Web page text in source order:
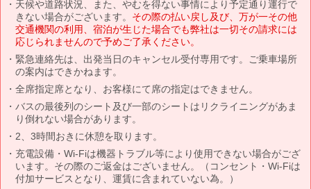
天候や道路状況、また、やむを得ない事情により予定通り運行で
きない場合がございます。 その際の払い戻し及び、万が一その他
交通機関の利用、宿泊が生じた場合でも弊社は一切その請求には
応じられませんので予めご了承ください。
緊急連絡先は、出発当日のキャンセル受付専用です。ご乗車場所
の案内はできかねます。
全席指定席となり、お客様にて席の指定はできません。
バスの最後列のシート及び一部のシートはリクライニングがあま
り倒れない場合があります。
2、3時間おきに休憩を取ります。
充電設備・Wi-Fiは機器トラブル等により使用できない場合がござ
います。その際のご返金はございません。（コンセント・Wi-Fiは
付加サービスとなり、運賃に含まれていない為。）